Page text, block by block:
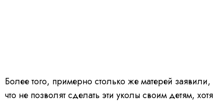
Более того, примерно столько же матерей заявили,
что не позволят сделать эти уколы своим детям, хотя